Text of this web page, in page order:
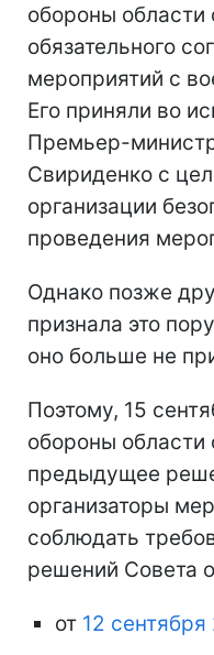
обороны области
обязательного
мероприятий с
Его приняли во
Премьер-
Свириденко с
организации
проведения
Однако позже
признала это
оно больше не
Поэтому, 15
обороны области
предыдущее
организаторы
соблюдать
решений Совета
от 12